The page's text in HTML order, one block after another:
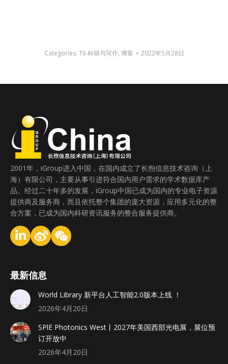
Categories: TII-科研与写作, 博客 2022年5月28日
2001年，iGroup进入中国，在国内成立了长煦信息技术咨询（上
海）有限公司，主要从事引进符合国内用户需求的学术数据库产
品。经过二十年多的发展，iGroup中国已成为国内的专业电子资源
提供商及服务商，而且依托整个集团的庞大资源，应用多元化的整
合方案，已成为国内科研资讯服务的整合服务提供商。
最新信息
World Library 新平台人工智能2.0版本上线 ！
2026年4月20日
SPlE Photonics West丨2027年美国西部光电展，展位预
订开放中
2026年4月20日